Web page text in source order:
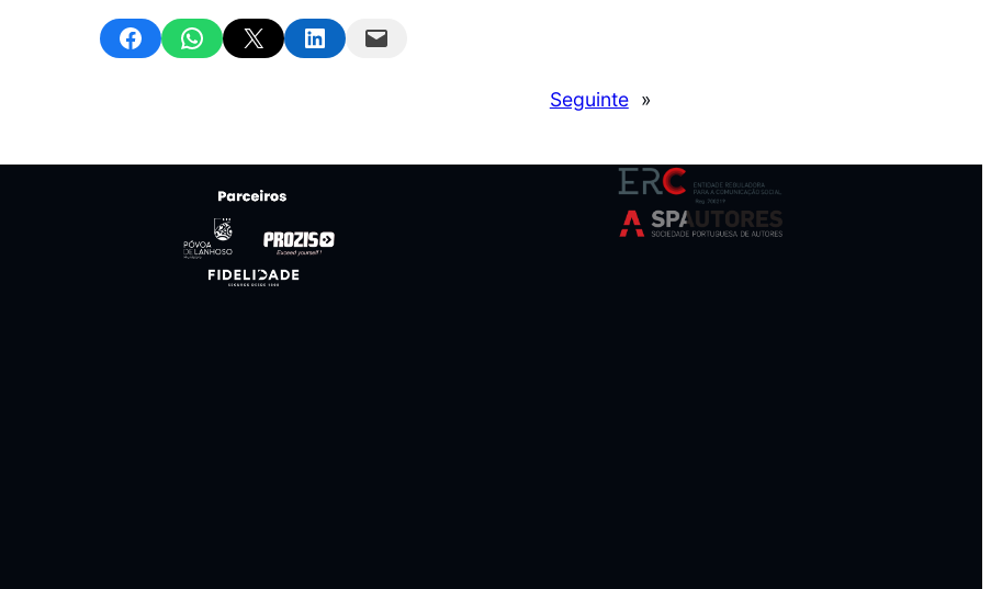
Share on FacebookShare on WhatsApp
Email this Page Share on LinkedInEmail this Page
Seguinte »